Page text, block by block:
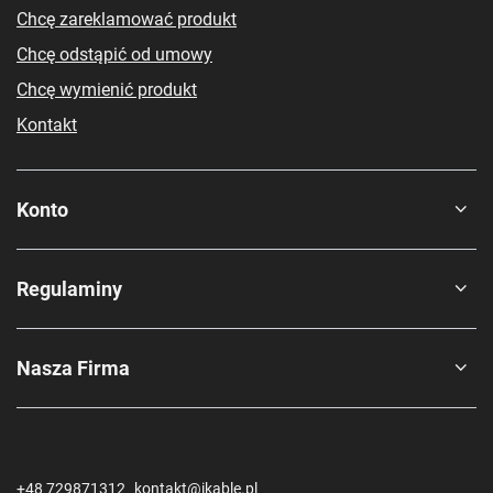
Zasilanie: 5V DC
Interfejs: WiFi
Kompatybilność z aplikacjami: Heiman, Smart Life
Zasięg WiFi: Do 100 metrów w otwartej przestrzeni
Chcę zareklamować produkt
Chcę odstąpić od umowy
Chcę wymienić produkt
Kontakt
Konto
Regulaminy
Nasza Firma
+48 729871312 kontakt@ikable.pl